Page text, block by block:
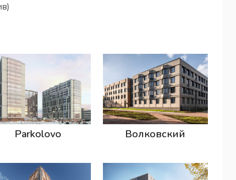
Parkolovo Волковский